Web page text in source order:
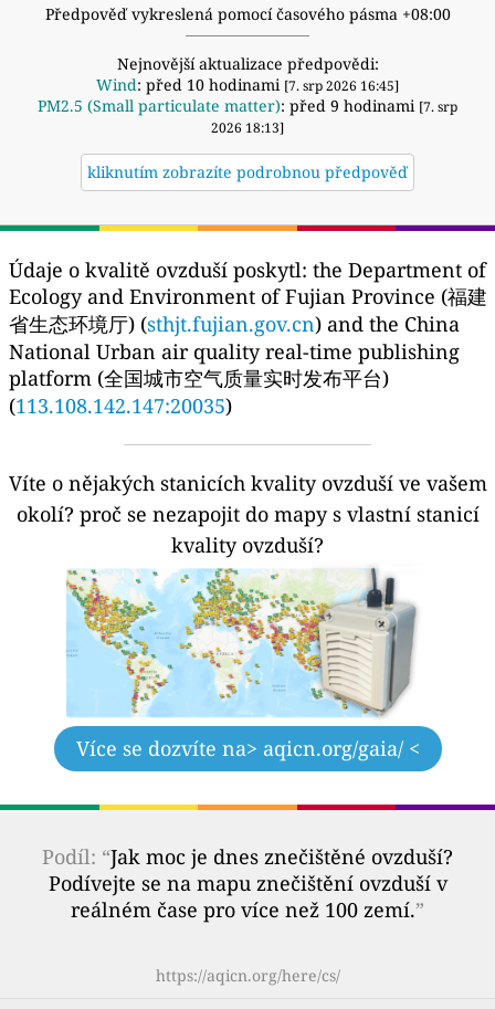
Předpověď vykreslená pomocí časového pásma +08:00
Nejnovější aktualizace předpovědi:
Wind: před 10 hodinami [7. srp 2026 16:45]
PM2.5 (Small particulate matter): před 9 hodinami [7. srp
2026 18:13]
kliknutím zobrazíte podrobnou předpověď
Údaje o kvalitě ovzduší poskytl: the Department of
Ecology and Environment of Fujian Province (福建
省生态环境厅) (sthjt.fujian.gov.cn) and the China
National Urban air quality real-time publishing
platform (全国城市空气质量实时发布平台)
(113.108.142.147:20035)
Víte o nějakých stanicích kvality ovzduší ve vašem
okolí? proč se nezapojit do mapy s vlastní stanicí
kvality ovzduší?
Více se dozvíte na> aqicn.org/gaia/ <
Podíl: “Jak moc je dnes znečištěné ovzduší?
Podívejte se na mapu znečištění ovzduší v
reálném čase pro více než 100 zemí.”
https://aqicn.org/here/cs/